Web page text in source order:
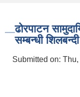
ढोरपाटन
सम्बन्धी
Submitted on: Thu,